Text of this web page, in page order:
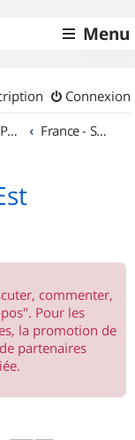
Menu
Connexion
Traces GPS de randos VTT France - Sud Est
commenter,
Pour les
la promotion de
partenaires